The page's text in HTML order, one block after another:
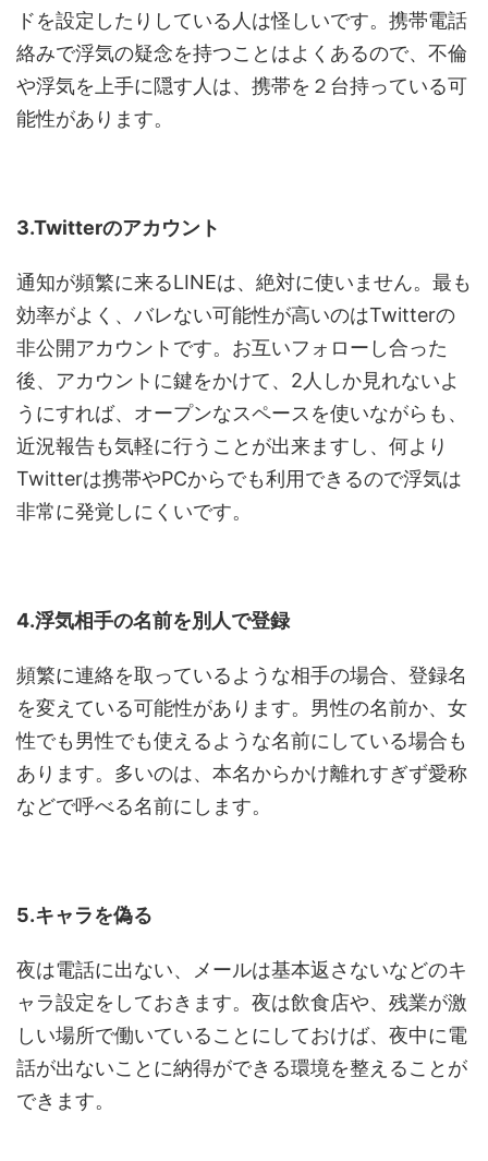
ドを設定したりしている人は怪しいです。携帯電話
絡みで浮気の疑念を持つことはよくあるので、不倫
や浮気を上手に隠す人は、携帯を２台持っている可
能性があります。
3.Twitterのアカウント
通知が頻繁に来るLINEは、絶対に使いません。最も
効率がよく、バレない可能性が高いのはTwitterの
非公開アカウントです。お互いフォローし合った
後、アカウントに鍵をかけて、2人しか見れないよ
うにすれば、オープンなスペースを使いながらも、
近況報告も気軽に行うことが出来ますし、何より
Twitterは携帯やPCからでも利用できるので浮気は
非常に発覚しにくいです。
4.浮気相手の名前を別人で登録
頻繁に連絡を取っているような相手の場合、登録名
を変えている可能性があります。男性の名前か、女
性でも男性でも使えるような名前にしている場合も
あります。多いのは、本名からかけ離れすぎず愛称
などで呼べる名前にします。
5.キャラを偽る
夜は電話に出ない、メールは基本返さないなどのキ
ャラ設定をしておきます。夜は飲食店や、残業が激
しい場所で働いていることにしておけば、夜中に電
話が出ないことに納得ができる環境を整えることが
できます。